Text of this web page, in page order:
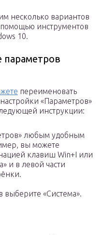
несколько вариантов
инструментов
10.
параметров
переименовать
«Параметров»
инструкции:
любым удобным
вы можете
клавиш Win+I или
и в левой части
выберите «Система».